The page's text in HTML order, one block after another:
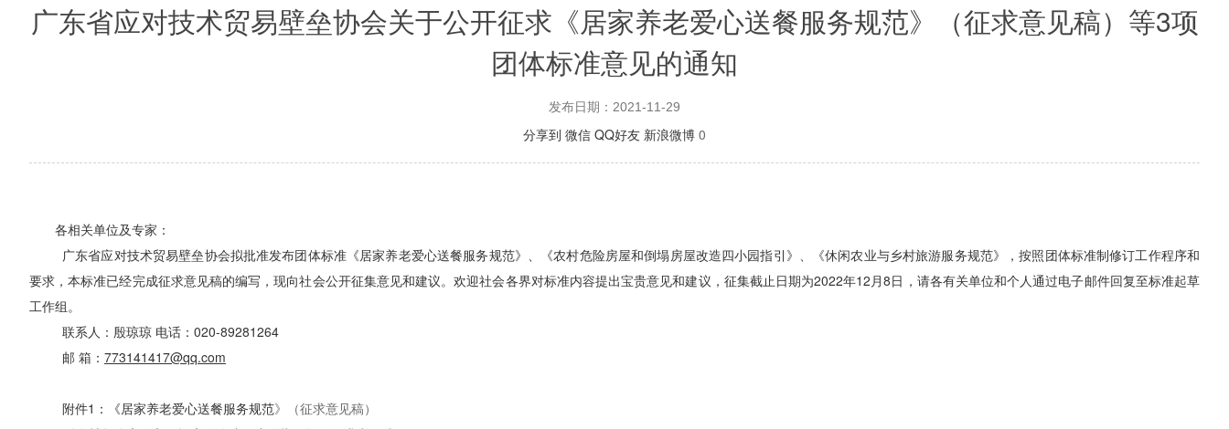
广东省应对技术贸易壁垒协会关于公开征求《居家养老爱心送餐服务规范》（征求意见稿）等3项
团体标准意见的通知
发布日期：2021-11-29
分享到 微信 QQ好友 新浪微博 0
各相关单位及专家：
广东省应对技术贸易壁垒协会拟批准发布团体标准《居家养老爱心送餐服务规范》 、《农村危险房屋和倒塌房屋改造四小园指引》、《休闲农业与乡村旅游服务规范》
，按照团体标准制修订工作程序和
要求，本标准已经完成征求意见稿的编写 ，现向社会公开征集意见和建议。欢迎社会各界对标准内容提出宝贵意见和建议，征集截止日期为2022年12月8日，请各有关单位和个人通过电子邮件回复至标准起草
工作组。
联系人： 殷琼琼 电话： 020-89281264
邮 箱： 773141417@qq.com
附件1： 《居家养老爱心送餐服务规范》
（征求意见稿）